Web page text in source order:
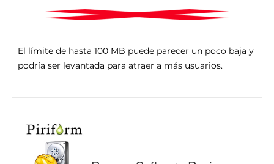
El límite de hasta 100 MB puede parecer un poco baja y
podría ser levantada para atraer a más usuarios.